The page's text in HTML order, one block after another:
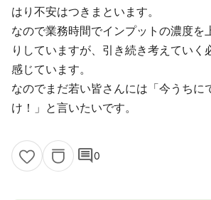
はり不安はつきまといます。
なので業務時間でインプットの濃度を
りしていますが、引き続き考えていく
感じています。
なのでまだ若い皆さんには「今うちに
け！」と言いたいです。
comment0